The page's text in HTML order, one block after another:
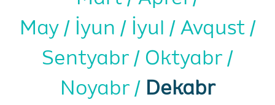
May
İyun İyul
Avqust
Sentyabr
Oktyabr
Noyabr
Dekabr